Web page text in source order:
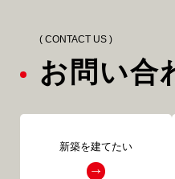
( CONTACT US )
お問い合
新築を建てたい